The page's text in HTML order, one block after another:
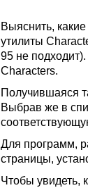
Выяснить,
утилиты
95 не
Characters.
Получившаяся
Выбрав же в
Для программ,
страницы,
Чтобы увидеть,